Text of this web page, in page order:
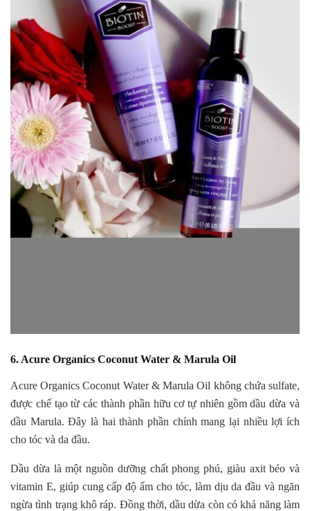
6. Acure Organics Coconut Water & Marula Oil
Acure Organics Coconut Water & Marula Oil không chứa sulfate,
được chế tạo từ các thành phần hữu cơ tự nhiên gồm dầu dừa và
dầu Marula. Đây là hai thành phần chính mang lại nhiều lợi ích
cho tóc và da đầu.
Dầu dừa là một nguồn dưỡng chất phong phú, giàu axit béo và
vitamin E, giúp cung cấp độ ẩm cho tóc, làm dịu da đầu và ngăn
ngừa tình trạng khô ráp. Đồng thời, dầu dừa còn có khả năng làm